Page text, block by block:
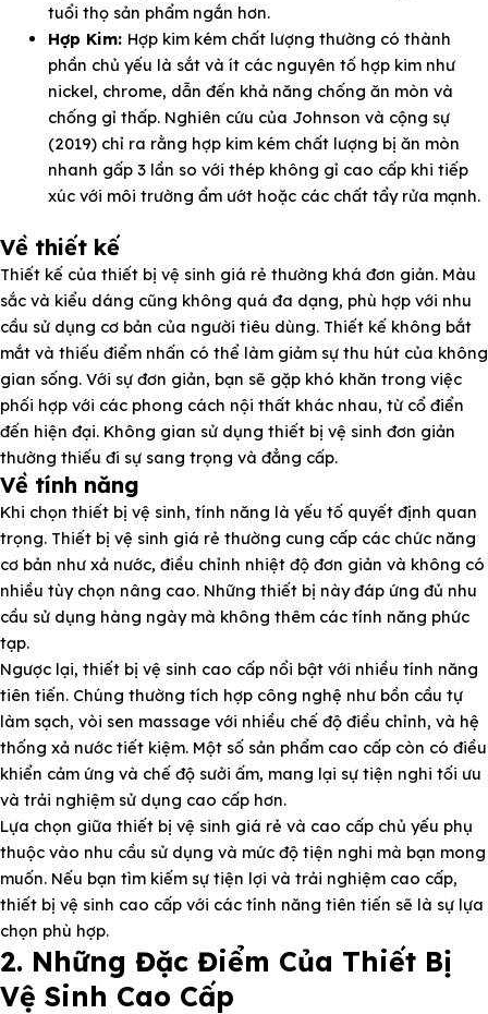
tuổi thọ sản phẩm ngắn hơn.
Hợp Kim: Hợp kim kém chất lượng thường có thành
phần chủ yếu là sắt và ít các nguyên tố hợp kim như
nickel, chrome, dẫn đến khả năng chống ăn mòn và
chống gỉ thấp. Nghiên cứu của Johnson và cộng sự
(2019) chỉ ra rằng hợp kim kém chất lượng bị ăn mòn
nhanh gấp 3 lần so với thép không gỉ cao cấp khi tiếp
xúc với môi trường ẩm ướt hoặc các chất tẩy rửa mạnh.
Về thiết kế
Thiết kế của thiết bị vệ sinh giá rẻ thường khá đơn giản. Màu
sắc và kiểu dáng cũng không quá đa dạng, phù hợp với nhu
cầu sử dụng cơ bản của người tiêu dùng. Thiết kế không bắt
mắt và thiếu điểm nhấn có thể làm giảm sự thu hút của không
gian sống. Với sự đơn giản, bạn sẽ gặp khó khăn trong việc
phối hợp với các phong cách nội thất khác nhau, từ cổ điển
đến hiện đại. Không gian sử dụng thiết bị vệ sinh đơn giản
thường thiếu đi sự sang trọng và đẳng cấp.
Về tính năng
Khi chọn thiết bị vệ sinh, tính năng là yếu tố quyết định quan
trọng. Thiết bị vệ sinh giá rẻ thường cung cấp các chức năng
cơ bản như xả nước, điều chỉnh nhiệt độ đơn giản và không có
nhiều tùy chọn nâng cao. Những thiết bị này đáp ứng đủ nhu
cầu sử dụng hàng ngày mà không thêm các tính năng phức
tạp.
Ngược lại, thiết bị vệ sinh cao cấp nổi bật với nhiều tính năng
tiên tiến. Chúng thường tích hợp công nghệ như bồn cầu tự
làm sạch, vòi sen massage với nhiều chế độ điều chỉnh, và hệ
thống xả nước tiết kiệm. Một số sản phẩm cao cấp còn có điều
khiển cảm ứng và chế độ sưởi ấm, mang lại sự tiện nghi tối ưu
và trải nghiệm sử dụng cao cấp hơn.
Lựa chọn giữa thiết bị vệ sinh giá rẻ và cao cấp chủ yếu phụ
thuộc vào nhu cầu sử dụng và mức độ tiện nghi mà bạn mong
muốn. Nếu bạn tìm kiếm sự tiện lợi và trải nghiệm cao cấp,
thiết bị vệ sinh cao cấp với các tính năng tiên tiến sẽ là sự lựa
chọn phù hợp.
2. Những Đặc Điểm Của Thiết Bị
Vệ Sinh Cao Cấp